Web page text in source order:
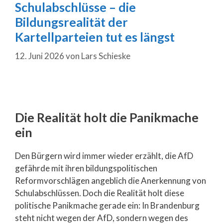
Schulabschlüsse – die
Bildungsrealität der
Kartellparteien tut es längst
12. Juni 2026von Lars Schieske
Die Realität holt die Panikmache
ein
Den Bürgern wird immer wieder erzählt, die AfD
gefährde mit ihren bildungspolitischen
Reformvorschlägen angeblich die Anerkennung von
Schulabschlüssen. Doch die Realität holt diese
politische Panikmache gerade ein: In Brandenburg
steht nicht wegen der AfD, sondern wegen des